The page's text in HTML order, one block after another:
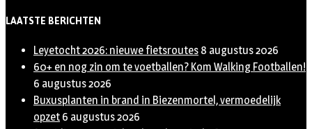
LAATSTE BERICHTEN
Leyetocht 2026: nieuwe fietsroutes 8 augustus 2026
60+ en nog zin om te voetballen? Kom Walking Footballen!
6 augustus 2026
Buxusplanten in brand in Biezenmortel, vermoedelijk
opzet 6 augustus 2026